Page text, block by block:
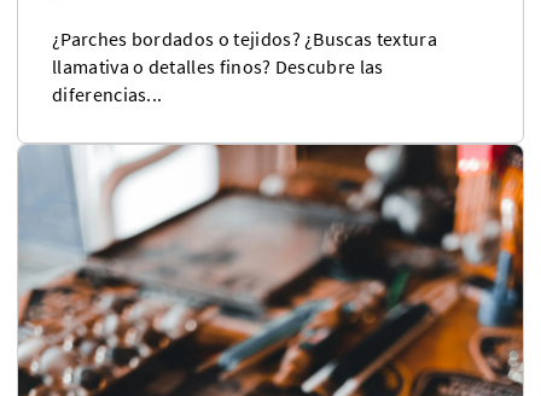
¿Parches bordados o tejidos? ¿Buscas textura
llamativa o detalles finos? Descubre las
diferencias...